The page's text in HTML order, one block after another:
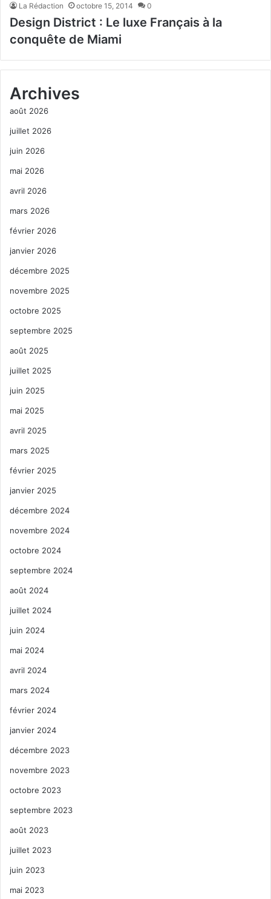
La Rédaction octobre 15, 2014 0
Design District : Le luxe Français à la
conquête de Miami
Archives
août 2026
juillet 2026
juin 2026
mai 2026
avril 2026
mars 2026
février 2026
janvier 2026
décembre 2025
novembre 2025
octobre 2025
septembre 2025
août 2025
juillet 2025
juin 2025
mai 2025
avril 2025
mars 2025
février 2025
janvier 2025
décembre 2024
novembre 2024
octobre 2024
septembre 2024
août 2024
juillet 2024
juin 2024
mai 2024
avril 2024
mars 2024
février 2024
janvier 2024
décembre 2023
novembre 2023
octobre 2023
septembre 2023
août 2023
juillet 2023
juin 2023
mai 2023